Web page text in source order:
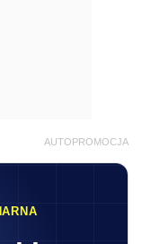
AUTOPROMOCJA